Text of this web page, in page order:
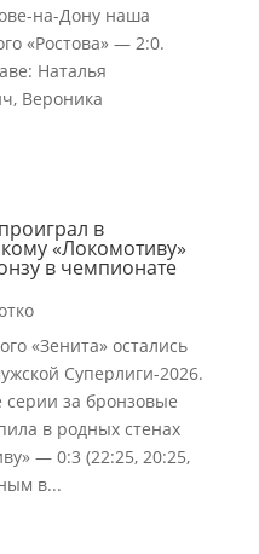
на-Дону наша
«Ростова» — 2:0.
Наталья
Вероника
в
«Локомотиву»
в чемпионате
«Зенита» остались
Суперлиги-2026.
за бронзовые
в родных стенах
— 0:3 (22:25, 20:25,
в...